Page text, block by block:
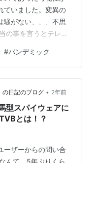
ていました。変異の
騒がない、、、不思
の事を言うとテレビ
すよね)。 この話を
、騒ぎにはならない
あるかどうかという
の世に存在するとい
話だ、と思います。
…
#パンデミック
の日記のブログ • 2年前
型スパイウェアに
とは！？